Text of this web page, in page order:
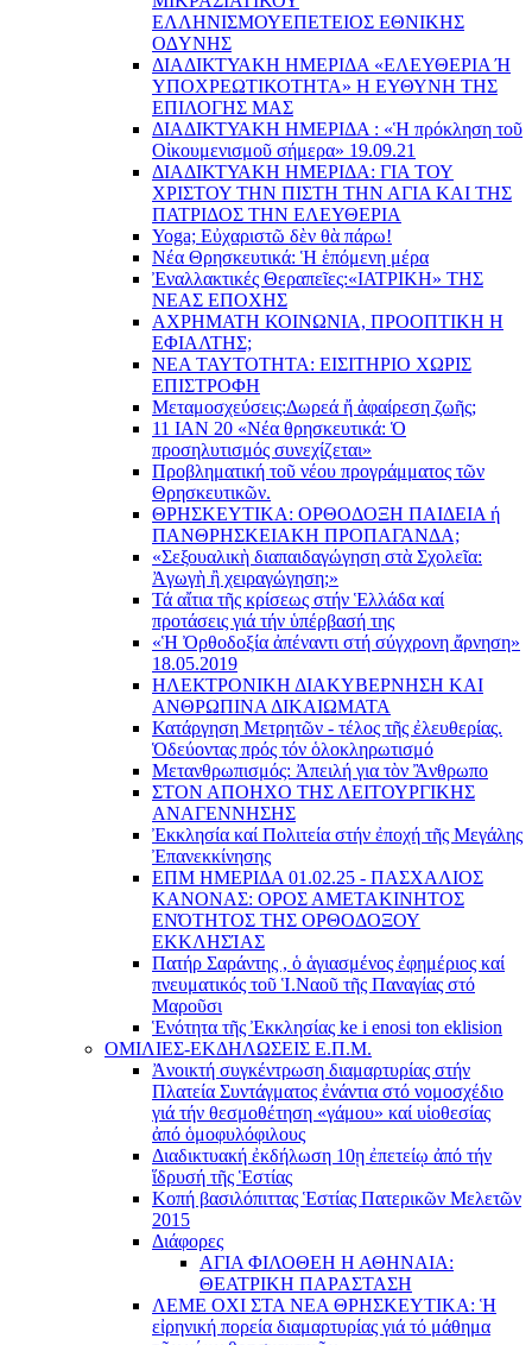
EΛΛΗΝΙΣΜΟΥEΠEΤΕΙΟΣ EΘΝΙΚHΣ
O∆YΝΗΣ
ΔΙΑΔΙΚΤΥΑΚΗ ΗΜΕΡΙΔΑ «EΛΕΥΘΕΡΙΑ Ή
YΠΟΧΡΕΩΤΙΚΟΤΗΤΑ» Η ΕΥΘΥΝΗ ΤΗΣ
EΠΙΛΟΓΗΣ ΜΑΣ
ΔΙΑΔΙΚΤΥΑΚΗ ΗΜΕΡΙΔΑ : «Ἡ πρόκληση τοῦ
Οἰκουμενισμοῦ σήμερα» 19.09.21
ΔΙΑΔΙΚΤΥΑΚΗ ΗΜΕΡΙΔΑ: ΓΙΑ ΤΟΥ
ΧΡΙΣΤΟΥ ΤΗΝ ΠΙΣΤΗ ΤΗΝ ΑΓΙΑ ΚΑΙ ΤΗΣ
ΠΑΤΡΙΔΟΣ ΤΗΝ ΕΛΕΥΘΕΡΙΑ
Yoga; Εὐχαριστῶ δὲν θὰ πάρω!
Νέα Θρησκευτικά: Ἡ ἑπόμενη μέρα
Ἐναλλακτικές Θεραπεῖες:«ΙΑΤΡΙΚΗ» ΤΗΣ
ΝΕΑΣ ΕΠΟΧΗΣ
ΑΧΡΗΜΑΤΗ ΚΟΙΝΩΝΙΑ, ΠΡΟΟΠΤΙΚΗ Η
ΕΦΙΑΛΤΗΣ;
ΝΕΑ ΤΑΥΤΟΤΗΤΑ: ΕΙΣΙΤΗΡΙΟ ΧΩΡΙΣ
ΕΠΙΣΤΡΟΦΗ
Μεταμοσχεύσεις:Δωρεά ἤ ἀφαίρεση ζωῆς;
11 ΙΑΝ 20 «Νέα θρησκευτικά: Ὁ
προσηλυτισμός συνεχίζεται»
Προβληματική τοῦ νέου προγράμματος τῶν
Θρησκευτικῶν.
ΘΡΗΣΚΕΥΤΙΚΑ: ΟΡΘΟΔΟΞΗ ΠΑΙΔΕΙΑ ή
ΠΑΝΘΡΗΣΚΕΙΑΚΗ ΠΡΟΠΑΓΑΝΔΑ;
«Σεξουαλικὴ διαπαιδαγώγηση στὰ Σχολεῖα:
Ἀγωγὴ ἢ χειραγώγηση;»
Τά αἴτια τῆς κρίσεως στήν Ἑλλάδα καί
προτάσεις γιά τήν ὑπέρβασή της
«Ἡ Ὀρθοδοξία ἀπέναντι στή σύγχρονη ἄρνηση»
18.05.2019
ΗΛΕΚΤΡΟΝΙΚΗ ΔΙΑΚΥΒΕΡΝΗΣΗ ΚΑΙ
ΑΝΘΡΩΠΙΝΑ ΔΙΚΑΙΩΜΑΤΑ
Κατάργηση Μετρητῶν - τέλος τῆς ἐλευθερίας.
Ὁδεύοντας πρός τόν ὁλοκληρωτισμό
Μετανθρωπισμός: Ἀπειλή για τὸν Ἂνθρωπο
ΣΤΟΝ ΑΠΟΗΧΟ ΤΗΣ ΛΕΙΤΟΥΡΓΙΚΗΣ
ΑΝΑΓΕΝΝΗΣΗΣ
Ἐκκλησία καί Πολιτεία στήν ἐποχή τῆς Μεγάλης
Ἐπανεκκίνησης
ΕΠΜ ΗΜΕΡΙΔΑ 01.02.25 - ΠΑΣΧΑΛΙΟΣ
ΚΑΝΟΝΑΣ: ΟΡΟΣ ΑΜΕΤΑΚΙΝΗΤΟΣ
ΕΝΌΤΗΤΟΣ ΤΗΣ ΟΡΘΟΔΟΞΟΥ
ΕΚΚΛΗΣΊΑΣ
Πατήρ Σαράντης , ὁ ἁγιασμένος ἐφημέριος καί
πνευματικός τοῦ Ἱ.Ναοῦ τῆς Παναγίας στό
Μαροῦσι
Ἑνότητα τῆς Ἐκκλησίας ke i enosi ton eklision
ΟΜΙΛΙΕΣ-ΕΚΔΗΛΩΣΕΙΣ Ε.Π.Μ.
Ἀνοικτή συγκέντρωση διαμαρτυρίας στήν
Πλατεία Συντάγματος ἐνάντια στό νομοσχέδιο
γιά τήν θεσμοθέτηση «γάμου» καί υἱοθεσίας
ἀπό ὁμοφυλόφιλους
Διαδικτυακή ἐκδήλωση 10ῃ ἐπετείῳ ἀπό τήν
ἵδρυσή τῆς Ἑστίας
Κοπή βασιλόπιττας Ἑστίας Πατερικῶν Μελετῶν
2015
Διάφορες
ΑΓΙΑ ΦΙΛΟΘΕΗ Η ΑΘΗΝΑΙΑ:
ΘΕΑΤΡΙΚΗ ΠΑΡΑΣΤΑΣΗ
ΛΕΜΕ ΟΧΙ ΣΤΑ ΝΕΑ ΘΡΗΣΚΕΥΤΙΚΑ: Ἡ
εἰρηνική πορεία διαμαρτυρίας γιά τό μάθημα